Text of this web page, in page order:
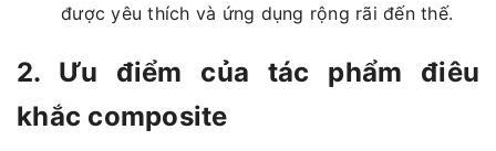
được yêu thích và ứng dụng rộng rãi đến thế.
2. Ưu điểm của tác phẩm điêu
khắc composite